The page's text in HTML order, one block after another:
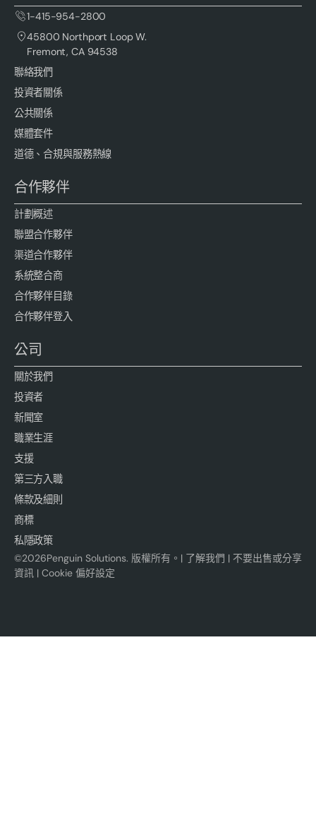
1-415-954-2800
45800 Northport Loop W.
Fremont, CA 94538
聯絡我們
投資者關係
公共關係
媒體套件
道德、合規與服務熱線
合作夥伴
計劃概述
聯盟合作夥伴
渠道合作夥伴
系統整合商
合作夥伴目錄
合作夥伴登入
公司
關於我們
投資者
新聞室
職業生涯
支援
第三方入職
條款及細則
商標
私隱政策
©2026Penguin Solutions. 版權所有。| 了解我們 | 不要出售或分享
資訊| Cookie 偏好設定